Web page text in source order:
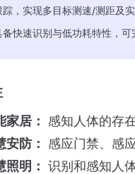
踪，实现多目标测速/测距及
备快速识别与低功耗特性，
家居：
感知人体的存
安防：
感应门禁、感
照明： 识别和感知人